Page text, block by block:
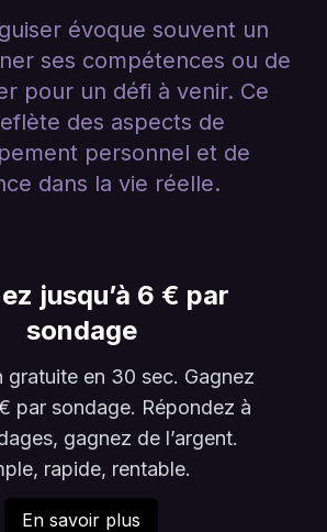
évoque souvent un
ses compétences ou de
pour un défi à venir. Ce
des aspects de
personnel et de
dans la vie réelle.
jusqu’à 6 € par
sondage
gratuite en 30 sec. Gagnez
par sondage. Répondez à
gagnez de l’argent.
rapide, rentable.
En savoir plus